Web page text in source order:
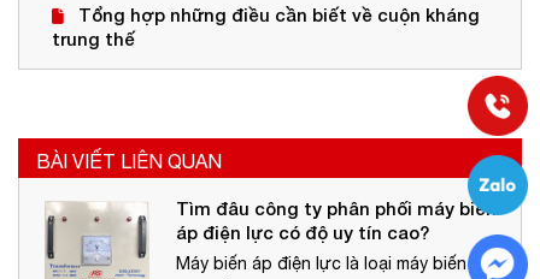
Tổng hợp những điều cần biết về cuộn kháng
trung thế
BÀI VIẾT LIÊN QUAN
Tìm đâu công ty phân phối máy biến
áp điện lực có độ uy tín cao?
Máy biến áp điện lực là loại máy biến áp